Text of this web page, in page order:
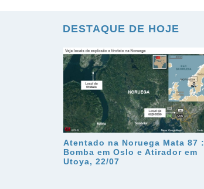
DESTAQUE DE HOJE
Atentado na Noruega Mata 87 :
Bomba em Oslo e Atirador em
Utoya, 22/07